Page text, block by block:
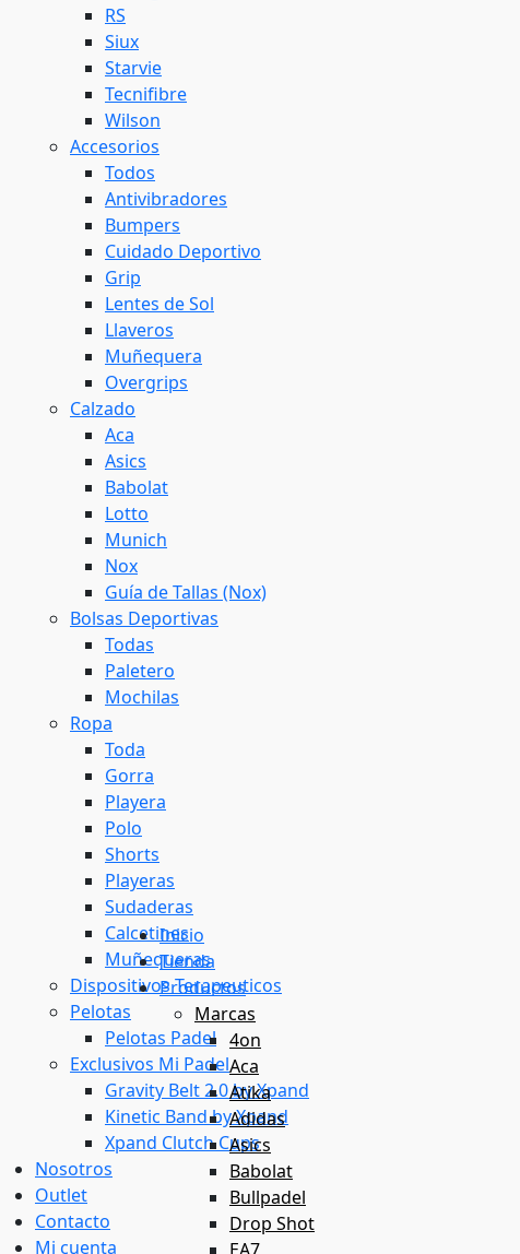
RS
Siux
Starvie
Tecnifibre
Wilson
Accesorios
Todos
Antivibradores
Bumpers
Cuidado Deportivo
Grip
Lentes de Sol
Llaveros
Muñequera
Overgrips
Calzado
Aca
Asics
Babolat
Lotto
Munich
Nox
Guía de Tallas (Nox)
Bolsas Deportivas
Todas
Paletero
Mochilas
Ropa
Toda
Gorra
Playera
Polo
Shorts
Playeras
Sudaderas
Calcetines
Muñequeras
Dispositivos Terapeuticos
Pelotas
Pelotas Padel
Exclusivos Mi Padel
Gravity Belt 2.0 by Xpand
Kinetic Band by Xpand
Xpand Clutch Cups
Nosotros
Outlet
Contacto
Mi cuenta
Inicio
Tienda
Productos
Marcas
4on
Aca
Atika
Adidas
Asics
Babolat
Bullpadel
Drop Shot